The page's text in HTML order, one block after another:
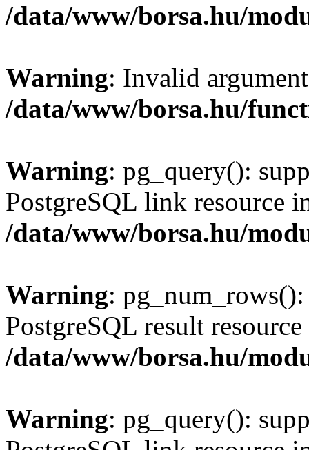
/data/www/borsa.hu/
Warning: Invalid
/data/www/borsa.hu/
Warning: pg_query():
PostgreSQL link resource
/data/www/borsa.hu/
Warning:
PostgreSQL result
/data/www/borsa.hu/
Warning: pg_query():